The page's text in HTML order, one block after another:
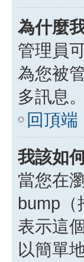
為什麼
管理員
為您被
多訊息。
回頂端
我該如
當您在
bump（
表示這
以簡單